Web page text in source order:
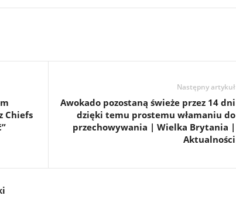
Chiefs
Następny artykuł
Awokado pozostaną świeże przez 14 dni
dzięki temu prostemu włamaniu do
przechowywania | Wielka Brytania |
Aktualności